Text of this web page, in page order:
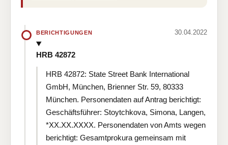
BERICHTIGUNGEN 30.04.2022
HRB 42872
HRB 42872: State Street Bank International
GmbH, München, Brienner Str. 59, 80333
München. Personendaten auf Antrag berichtigt:
Geschäftsführer: Stoytchkova, Simona, Langen,
*XX.XX.XXXX. Personendaten von Amts wegen
berichtigt: Gesamtprokura gemeinsam mit